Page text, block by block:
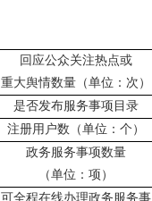
回应公众关注热点或
重大舆情数量（单位：次）
是否发布服务事项目录
注册用户数（单位：个）
政务服务事项数量
（单位：项）
可全程在线办理政务服务事